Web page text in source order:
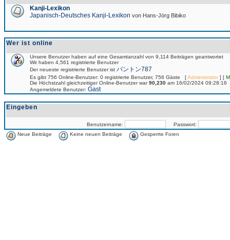
Kanji-Lexikon
Japanisch-Deutsches Kanji-Lexikon von Hans-Jörg Bibiko
Wer ist online
Unsere Benutzer haben auf eine Gesamtanzahl von 9,114 Beiträgen geantwortet
Wir haben 4,561 registrierte Benutzer
Der neueste registrierte Benutzer ist パントン787
Es gibt 756 Online-Benutzer: 0 registrierte Benutzer, 756 Gäste [Administrator] [
Die Höchstzahl gleichzeitiger Online-Benutzer war90,230 am 16/02/2024 09:28:16
Angemeldete Benutzer: Gast
Eingeben
Benutzername:
Passwort:
Neue Beiträge
Keine neuen Beiträge Gesperrte Foren